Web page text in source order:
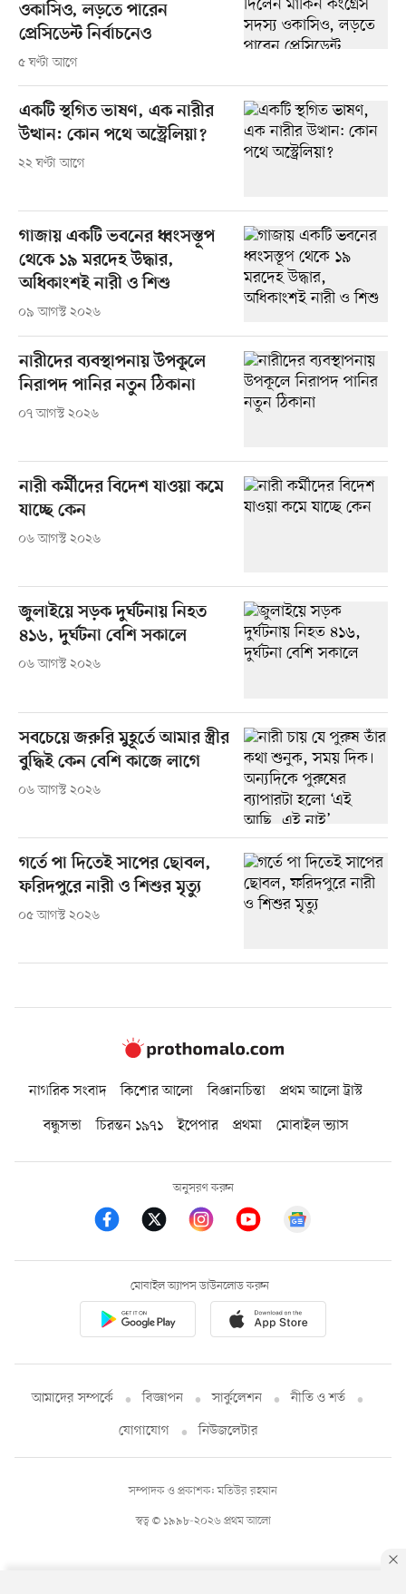
ওকাসিও, লড়তে পারেন
প্রেসিডেন্ট নির্বাচনেও
৫ ঘণ্টা আগে
একটি স্থগিত ভাষণ, এক নারীর
উত্থান: কোন পথে অস্ট্রেলিয়া?
২২ ঘণ্টা আগে
গাজায় একটি ভবনের ধ্বংসস্তূপ
থেকে ১৯ মরদেহ উদ্ধার,
অধিকাংশই নারী ও শিশু
০৯ আগস্ট ২০২৬
নারীদের ব্যবস্থাপনায় উপকূলে
নিরাপদ পানির নতুন ঠিকানা
০৭ আগস্ট ২০২৬
নারী কর্মীদের বিদেশ যাওয়া কমে
যাচ্ছে কেন
০৬ আগস্ট ২০২৬
জুলাইয়ে সড়ক দুর্ঘটনায় নিহত
৪১৬, দুর্ঘটনা বেশি সকালে
০৬ আগস্ট ২০২৬
সবচেয়ে জরুরি মুহূর্তে আমার স্ত্রীর
বুদ্ধিই কেন বেশি কাজে লাগে
০৬ আগস্ট ২০২৬
গর্তে পা দিতেই সাপের ছোবল,
ফরিদপুরে নারী ও শিশুর মৃত্যু
০৫ আগস্ট ২০২৬
নাগরিক সংবাদ কিশোর আলো বিজ্ঞানচিন্তা
প্রথম আলো ট্রাস্ট
বন্ধুসভা
চিরন্তন ১৯৭১ ইপেপার প্রথমা মোবাইল ভ্যাস
অনুসরণ করুন
মোবাইল অ্যাপস ডাউনলোড করুন
আমাদের সম্পর্কে বিজ্ঞাপন সার্কুলেশন
নীতি ও শর্ত
যোগাযোগ
নিউজলেটার
স্বত্ব © ১৯৯৮-২০২৬ প্রথম আলো
সম্পাদক ও প্রকাশক: মতিউর রহমান